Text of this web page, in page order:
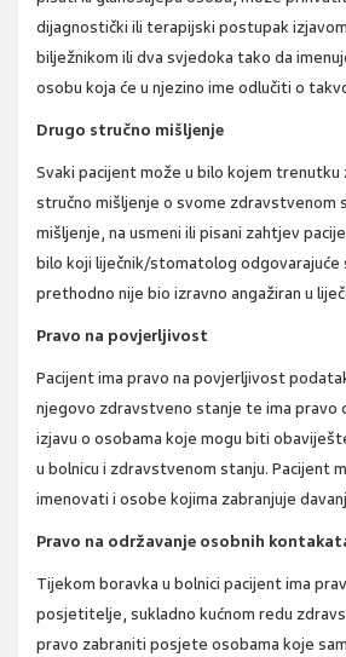
dijagnostički ili terapijski postupak
bilježnikom ili dva svjedoka tako da
osobu koja će u njezino ime odlučiti o
Drugo stručno mišljenje
Svaki pacijent može u bilo kojem
stručno mišljenje o svome zdravstvenom
mišljenje, na usmeni ili pisani zahtjev
bilo koji liječnik/stomatolog odgovarajuće
prethodno nije bio izravno angažiran u
Pravo na povjerljivost
Pacijent ima pravo na povjerljivost
njegovo zdravstveno stanje te ima pravo
izjavu o osobama koje mogu biti
u bolnicu i zdravstvenom stanju. Pacijent
imenovati i osobe kojima zabranjuje
Pravo na održavanje osobnih
Tijekom boravka u bolnici pacijent ima
posjetitelje, sukladno kućnom redu
pravo zabraniti posjete osobama koje